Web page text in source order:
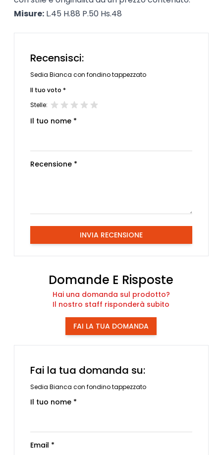
Misure:L.45 H.88 P.50 Hs.48
Recensisci:
Sedia Bianca con fondino tappezzato
Il tuo voto *
Stelle:
Il tuo nome *
Recensione *
INVIA RECENSIONE
Domande E Risposte
Hai una domanda sul prodotto?
Il nostro staff risponderà subito
FAI LA TUA DOMANDA
Fai la tua domanda su:
Sedia Bianca con fondino tappezzato
Il tuo nome *
Email *